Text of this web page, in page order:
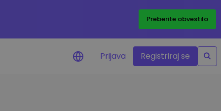
Preberite obvestilo
Prijava Registriraj se